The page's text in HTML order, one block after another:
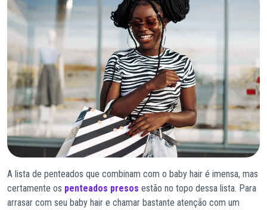
A lista de penteados que combinam com o baby hair é imensa, mas
certamente os penteados presos estão no topo dessa lista. Para
arrasar com seu baby hair e chamar bastante atenção com um